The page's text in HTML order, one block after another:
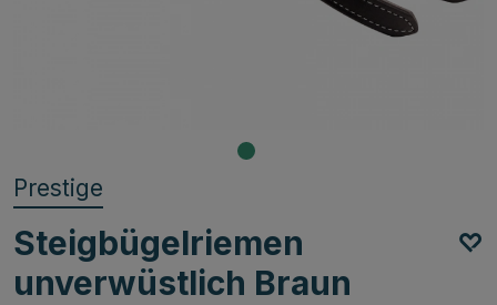
Prestige
Steigbügelriemen
unverwüstlich Braun